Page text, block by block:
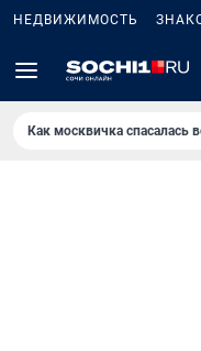
НЕДВИЖИМОСТЬ
Как москвичка спасалась